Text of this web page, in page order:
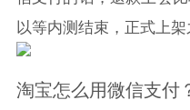
以等内测结束，正式上架
淘宝怎么用微信支付